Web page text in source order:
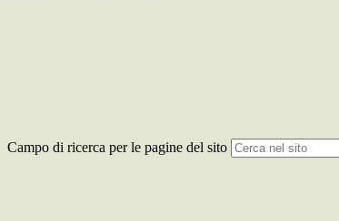
Campo di ricerca per le pagine del sito